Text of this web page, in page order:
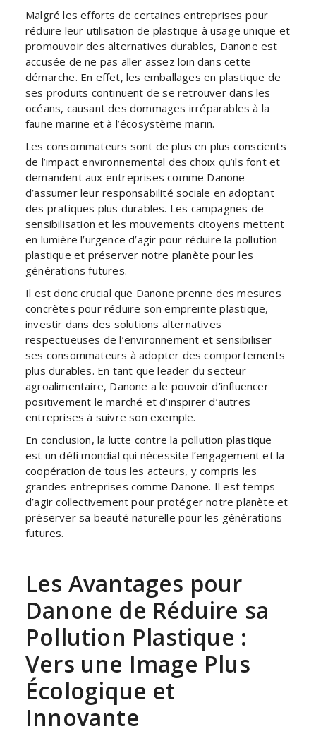
Malgré les efforts de certaines entreprises pour
réduire leur utilisation de plastique à usage unique et
promouvoir des alternatives durables, Danone est
accusée de ne pas aller assez loin dans cette
démarche. En effet, les emballages en plastique de
ses produits continuent de se retrouver dans les
océans, causant des dommages irréparables à la
faune marine et à l’écosystème marin.
Les consommateurs sont de plus en plus conscients
de l’impact environnemental des choix qu’ils font et
demandent aux entreprises comme Danone
d’assumer leur responsabilité sociale en adoptant
des pratiques plus durables. Les campagnes de
sensibilisation et les mouvements citoyens mettent
en lumière l’urgence d’agir pour réduire la pollution
plastique et préserver notre planète pour les
générations futures.
Il est donc crucial que Danone prenne des mesures
concrètes pour réduire son empreinte plastique,
investir dans des solutions alternatives
respectueuses de l’environnement et sensibiliser
ses consommateurs à adopter des comportements
plus durables. En tant que leader du secteur
agroalimentaire, Danone a le pouvoir d’influencer
positivement le marché et d’inspirer d’autres
entreprises à suivre son exemple.
En conclusion, la lutte contre la pollution plastique
est un défi mondial qui nécessite l’engagement et la
coopération de tous les acteurs, y compris les
grandes entreprises comme Danone. Il est temps
d’agir collectivement pour protéger notre planète et
préserver sa beauté naturelle pour les générations
futures.
Les Avantages pour
Danone de Réduire sa
Pollution Plastique :
Vers une Image Plus
Écologique et
Innovante